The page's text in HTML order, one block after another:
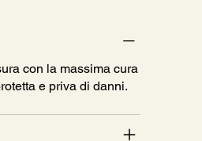
con la massima cura
e priva di danni.